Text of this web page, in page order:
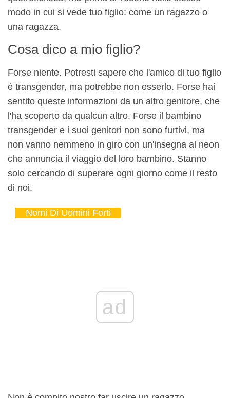
modo in cui si vede tuo figlio: come un ragazzo o
una ragazza.
Cosa dico a mio figlio?
Forse niente. Potresti sapere che l'amico di tuo figlio
è transgender, ma potrebbe non esserlo. Forse hai
sentito queste informazioni da un altro genitore, che
l'ha scoperto da qualcun altro. Forse il bambino
transgender e i suoi genitori non sono furtivi, ma
non vanno nemmeno in giro con un'insegna al neon
che annuncia il viaggio del loro bambino. Stanno
solo cercando di superare ogni giorno come il resto
di noi.
Nomi Di Uomini Forti
ad